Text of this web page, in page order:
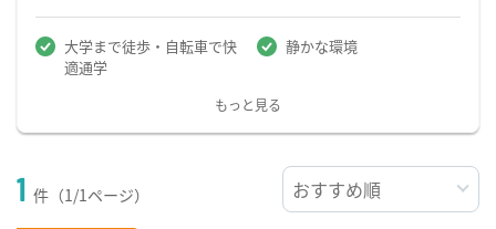
大学まで徒歩・自転車で快
適通学
静かな環境
もっと見る
1 件（1/1ページ）